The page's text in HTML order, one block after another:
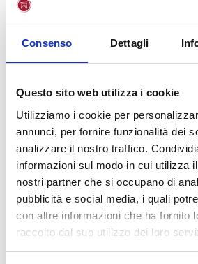
Consenso Dettagli
Questo sito web utilizza i cookie
Utilizziamo i cookie per
annunci, per fornire funzionalità dei
analizzare il nostro traffico.
informazioni sul modo in cui utilizza
nostri partner che si occupano di
pubblicità e social media, i quali
con altre informazioni che ha fornito
raccolto dal suo utilizzo dei loro
Linea di ricerca 1 –
La linea di ricerca “Diritti Umani” si
diritti umani della democrazia e
politici, economici e sociali, al fine di
pratiche per garantire il rispetto e la
in vari contesti.
Linea di ricerca 2 –
benessere
La linea di ricerca “Salute, sicurezza
una vasta gamma di tematiche